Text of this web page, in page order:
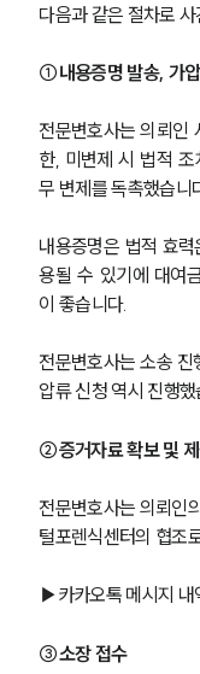
다음과 같은 절차로
①내용증명 발송, 가
전문변호사는 의뢰인
한, 미변제 시 법적
무 변제를 독촉했습니
내용증명은 법적 효
용될 수 있기에 대여
이 좋습니다.
전문변호사는 소송
압류 신청 역시 진행했
②증거자료 확보 및
전문변호사는 의뢰인
털포렌식센터의 협조
▶카카오톡 메시지 내
③소장 접수